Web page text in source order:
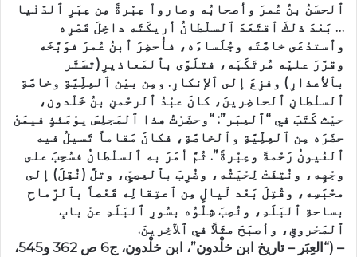
ٱلحسَنُ بنُ عُمرَ وأصحابُه وصارواْ عِبْرةً مِن عِبَرِ ٱلدّنْيا
… بَعْدَ ذلكَ ٱقتَعَدَ ٱلسلْطانُ أريكَتَه داخِلَ قَصْرِه
وٱستدْعَى خاصَّتَه وجُلَساءَه، فأُحضِرَ ٱبنُ عُمرَ فوَبَّخَه
وقرَّرَ عليْه مُرتَكَبَه، فتلَوَّى بٱلمَعاذيرِ(تسَتَّر
بٱلأعذارِ) وفزِعَ إلى ٱلإنكارِ. ومِن بيْن ٱلعِلِّيَّةِ وخاصَّةِ
ٱلسلْطانِ ٱلحاضِرينَ، كانَ عبْدُ ٱلرحْمنِ بنُ خَلْدون،
حيْث كَتَبَ في “ٱلعِبَر”: “وحضَرْتُ هذا ٱلمَجلِسَ يوْمَئذٍ فيمَنْ
حضَرَه مِن ٱلعِلِّيَّةِ وٱلخاصَّةِ، فكانَ مَقاماً تَسيلُ فيه
ٱلعُيونُ رَحْمةً وعِبْرةً”. ثُمَّ أمَرَ به ٱلسلْطانُ فسُحِبَ على
وجْهِه، ونُتِفَتْ لِحْيَتُه، وضُرِبَ بٱلعِصِيِّ، وتلَّ (نُقِلَ) إلى
محْبَسِه، وقُتِلَ بَعْد لَيالٍ مِن ٱعتِقالِه قَعْصاً بٱلرِّماحِ
بساحةِ ٱلبَلَدِ، ونُصِبَ شِلْوُه بسُورِ ٱلبَلَدِ عنْ بابِ
ٱلمَحْروقِ، وأصبَحَ مثَلاً في ٱلآخِرينَ.
– (“العِبَر – تاريخ ابن خلْدون”، ابن خلْدون، ج6 ص 362 و545،